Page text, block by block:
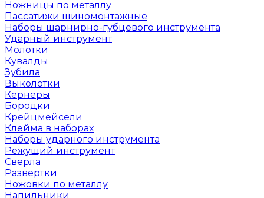
Ножницы по металлу
Пассатижи шиномонтажные
Наборы шарнирно-губцевого инструмента
Ударный инструмент
Молотки
Кувалды
Зубила
Выколотки
Кернеры
Бородки
Крейцмейсели
Клейма в наборах
Наборы ударного инструмента
Режущий инструмент
Сверла
Развертки
Ножовки по металлу
Напильники